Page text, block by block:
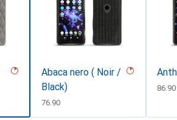
Abaca nero ( Noir /
Black)
CHF
76.90
CHF
86.90